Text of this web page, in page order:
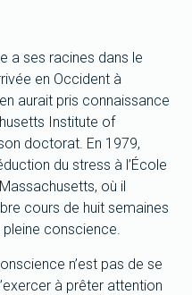
a ses racines dans le
en Occident à
aurait pris connaissance
Institute of
doctorat. En 1979,
du stress à l’École
où il
cours de huit semaines
conscience.
n’est pas de se
à prêter attention